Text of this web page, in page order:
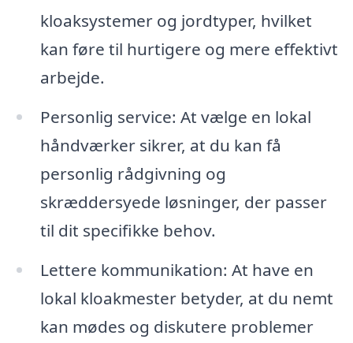
kloaksystemer og jordtyper, hvilket
kan føre til hurtigere og mere effektivt
arbejde.
Personlig service: At vælge en lokal
håndværker sikrer, at du kan få
personlig rådgivning og
skræddersyede løsninger, der passer
til dit specifikke behov.
Lettere kommunikation: At have en
lokal kloakmester betyder, at du nemt
kan mødes og diskutere problemer